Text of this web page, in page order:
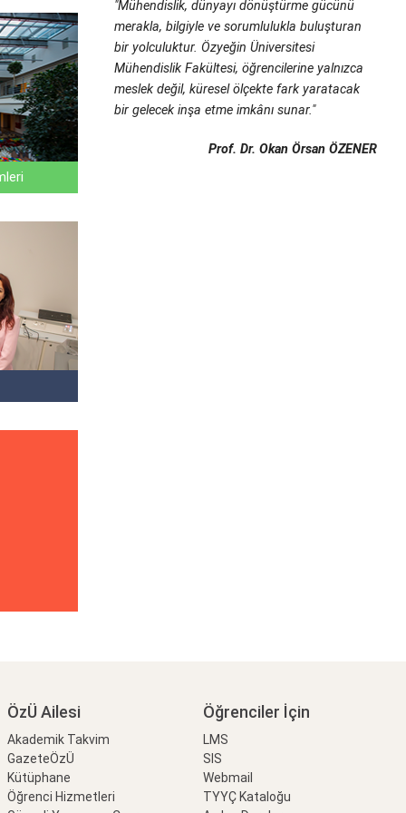
"Mühendislik, dünyayı dönüştürme gücünü
merakla, bilgiyle ve sorumlulukla buluşturan
bir yolculuktur. Özyeğin Üniversitesi
Mühendislik Fakültesi, öğrencilerine yalnızca
meslek değil, küresel ölçekte fark yaratacak
bir gelecek inşa etme imkânı sunar."
Prof. Dr. Okan Örsan ÖZENER
ÖzÜ Ailesi
Akademik Takvim
GazeteÖzÜ
Kütüphane
Öğrenci Hizmetleri
Öğrenciler İçin
LMS
SIS
Webmail
TYYÇ Kataloğu